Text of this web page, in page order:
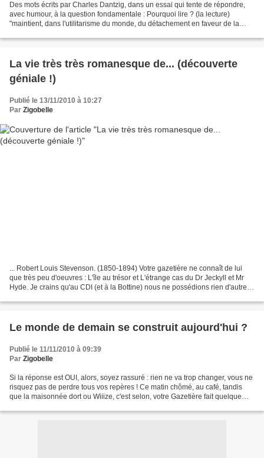
Des mots écrits par Charles Dantzig, dans un essai qui tente de répondre,
avec humour, à la question fondamentale : Pourquoi lire ? (la lecture)
"maintient, dans l'utilitarisme du monde, du détachement en faveur de la
La vie très très romanesque de... (découverte
géniale !)
Publié le 13/11/2010 à 10:27
Par Zigobelle
... Robert Louis Stevenson. (1850-1894) Votre gazetière ne connaît de lui
que très peu d'oeuvres : L'île au trésor et L'étrange cas du Dr Jeckyll et Mr
Hyde. Je crains qu'au CDI (et à la Bottine) nous ne possédions rien d'autre
Le monde de demain se construit aujourd'hui ?
Publié le 11/11/2010 à 09:39
Par Zigobelle
Si la réponse est OUI, alors, soyez rassuré : rien ne va trop changer, vous ne
risquez pas de perdre tous vos repères ! Ce matin chômé, au café, tandis
que la maisonnée dort ou Wiiize, c'est selon, votre Gazetière fait quelque